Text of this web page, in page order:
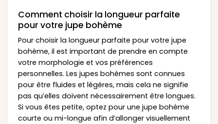
Comment choisir la longueur parfaite
pour votre jupe bohème
Pour choisir la longueur parfaite pour votre jupe
bohème, il est important de prendre en compte
votre morphologie et vos préférences
personnelles. Les jupes bohèmes sont connues
pour être fluides et légères, mais cela ne signifie
pas qu’elles doivent nécessairement être longues.
Si vous êtes petite, optez pour une jupe bohème
courte ou mi-longue afin d’allonger visuellement